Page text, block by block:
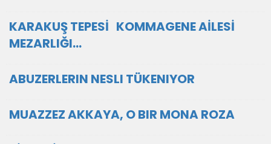
KARAKUŞ TEPESİ KOMMAGENE AİLESİ
MEZARLIĞI…
ABUZERLERIN NESLI TÜKENIYOR
MUAZZEZ AKKAYA, O BIR MONA ROZA